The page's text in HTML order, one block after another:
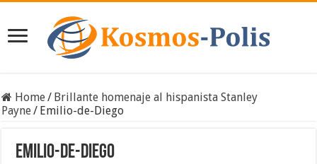
Home/ Brillante homenaje al hispanista Stanley
Payne/ Emilio-de-Diego
Emilio-de-Diego